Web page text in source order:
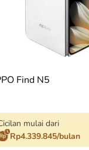
Find N5
mulai dari
Rp4.339.845/bulan